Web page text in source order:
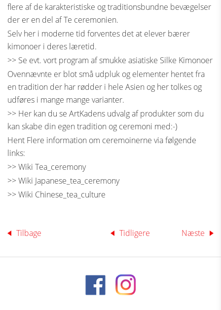
flere af de karakteristiske og traditionsbundne bevægelser
der er en del af Te ceremonien.
Selv her i moderne tid forventes det at elever bærer
kimonoer i deres læretid.
>> Se evt. vort program af smukke asiatiske Silke Kimonoer
Ovennævnte er blot små udpluk og elementer hentet fra
en tradition der har rødder i hele Asien og her tolkes og
udføres i mange mange varianter.
>> Her kan du se ArtKadens udvalg af produkter som du
kan skabe din egen tradition og ceremoni med:-)
Hent Flere information om ceremoinerne via følgende
links:
>> Wiki Tea_ceremony
>> Wiki Japanese_tea_ceremony
>> Wiki Chinese_tea_culture
Tilbage Tidligere Næste